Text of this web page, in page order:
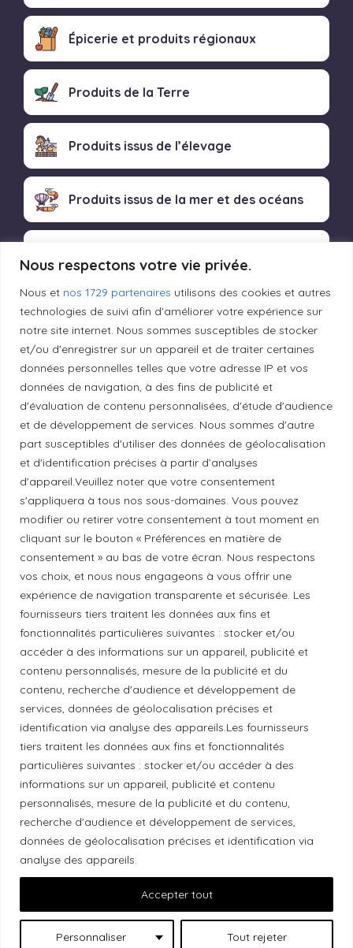
Nous respectons votre vie privée.
Nous et nos 1729 partenaires utilisons des cookies et autres
technologies de suivi afin d'améliorer votre expérience sur
notre site internet. Nous sommes susceptibles de stocker
et/ou d'enregistrer sur un appareil et de traiter certaines
données personnelles telles que votre adresse IP et vos
données de navigation, à des fins de publicité et
d'évaluation de contenu personnalisées, d'étude d'audience
et de développement de services. Nous sommes d'autre
part susceptibles d'utiliser des données de géolocalisation
et d'identification précises à partir d’analyses
d'appareil.Veuillez noter que votre consentement
s'appliquera à tous nos sous-domaines. Vous pouvez
modifier ou retirer votre consentement à tout moment en
cliquant sur le bouton « Préférences en matière de
consentement » au bas de votre écran. Nous respectons
vos choix, et nous nous engageons à vous offrir une
expérience de navigation transparente et sécurisée. Les
fournisseurs tiers traitent les données aux fins et
fonctionnalités particulières suivantes : stocker et/ou
accéder à des informations sur un appareil, publicité et
contenu personnalisés, mesure de la publicité et du
contenu, recherche d'audience et développement de
services, données de géolocalisation précises et
identification via analyse des appareils.Les fournisseurs
tiers traitent les données aux fins et fonctionnalités
particulières suivantes : stocker et/ou accéder à des
informations sur un appareil, publicité et contenu
personnalisés, mesure de la publicité et du contenu,
recherche d'audience et développement de services,
données de géolocalisation précises et identification via
analyse des appareils.
Personnaliser Tout rejeter
Accepter tout
Épicerie et produits régionaux
Produits de la Terre
Produits issus de l’élevage
Produits issus de la mer et des océans
Liens utiles
Mentions légales
Politique de confidentialité
Principes de publication
Politique de correction
Politique de diversité
Politique éthique
Reconnaissance du territoire
Local Market, marque portée par la société Les
Chats Gourmets Ltd. tient à souligner que ses
installations, situées au 511 Lacolle Way (Ottawa-
Orléans), se trouvent sur le territoire traditionnel non
cédé du peuple algonquin anichinabé. Nous
reconnaissons et remercions les peuples
actuels de ces terres.